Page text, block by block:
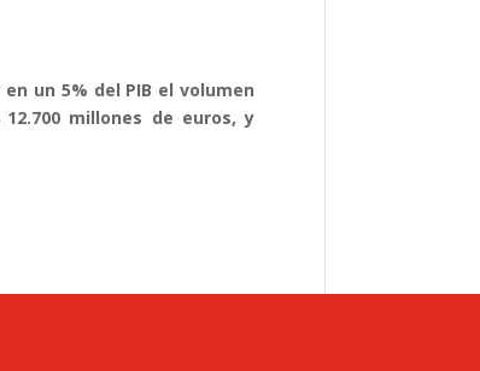
un 5% del PIB el volumen
millones de euros, y